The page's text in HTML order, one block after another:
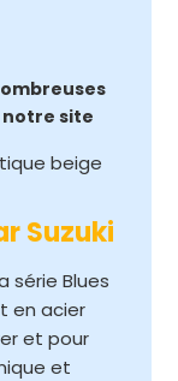
site
beige
Suzuki
série Blues
en acier
et pour
et